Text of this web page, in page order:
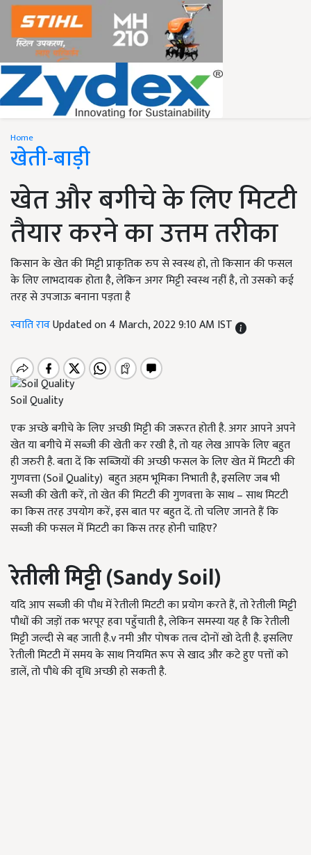
Home
खेती-बाड़ी
खेत और बगीचे के लिए मिटटी
तैयार करने का उत्तम तरीका
किसान के खेत की मिट्टी प्राकृतिक रुप से स्वस्थ हो, तो किसान की फसल
के लिए लाभदायक होता है, लेकिन अगर मिट्टी स्वस्थ नहीं है, तो उसको कई
तरह से उपजाऊ बनाना पड़ता है
स्वाति रावUpdated on 4 March, 2022 9:10 AM IST
Soil Quality
एक अच्छे बगीचे के लिए अच्छी मिट्टी की जरूरत होती है. अगर आपने अपने
खेत या बगीचे में सब्जी की खेती कर रखी है, तो यह लेख आपके लिए बहुत
ही जरुरी है. बता दें कि सब्जियों की अच्छी फसल के लिए खेत में मिटटी की
गुणवत्ता (Soil Quality) बहुत अहम भूमिका निभाती है, इसलिए जब भी
सब्जी की खेती करें, तो खेत की मिटटी की गुणवत्ता के साथ – साथ मिटटी
का किस तरह उपयोग करें, इस बात पर बहुत दें. तो चलिए जानते हैं कि
सब्जी की फसल में मिटटी का किस तरह होनी चाहिए?
रेतीली मिट्टी (Sandy Soil)
यदि आप सब्जी की पौध में रेतीली मिटटी का प्रयोग करते हैं, तो रेतीली मिट्टी
पौधों की जड़ों तक भरपूर हवा पहुँचाती है, लेकिन समस्या यह है कि रेतीली
मिट्टी जल्दी से बह जाती है.v नमी और पोषक तत्व दोनों खो देती है. इसलिए
रेतीली मिटटी में समय के साथ नियमित रूप से खाद और कटे हुए पत्तों को
डालें, तो पौधे की वृधि अच्छी हो सकती है.